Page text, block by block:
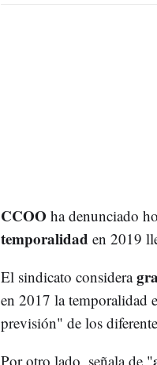
CCOO ha denunciado
temporalidad en 2019
El sindicato considera
en 2017 la temporalidad
previsión" de los
Por otro lado, señala de "